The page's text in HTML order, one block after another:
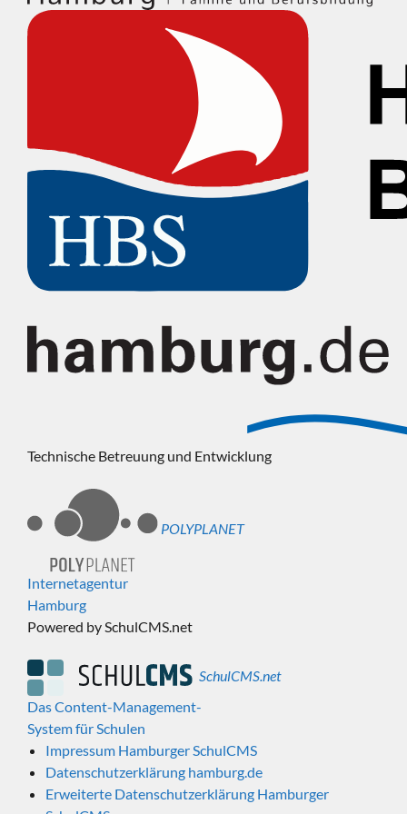
Technische Betreuung und Entwicklung
POLYPLANET
Internetagentur
Hamburg
Powered by SchulCMS.net
SchulCMS.net
Das Content-Management-
System für Schulen
Impressum Hamburger SchulCMS
Datenschutzerklärung hamburg.de
Erweiterte Datenschutzerklärung Hamburger